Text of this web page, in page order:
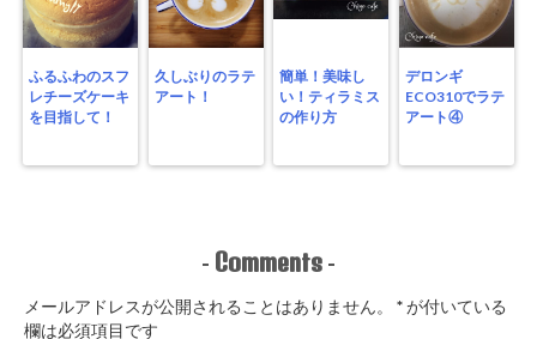
ふるふわのスフ
レチーズケーキ
を目指して！
久しぶりのラテ
アート！
簡単！美味し
い！ティラミス
の作り方
デロンギ
ECO310でラテ
アート④
- Comments -
メールアドレスが公開されることはありません。 *が付いている
欄は必須項目です